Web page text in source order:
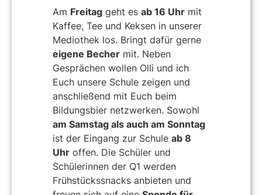
Am Freitag geht es ab 16 Uhr mit
Kaffee, Tee und Keksen in unserer
Mediothek los. Bringt dafür gerne
eigene Becher mit. Neben
Gesprächen wollen Olli und ich
Euch unsere Schule zeigen und
anschließend mit Euch beim
Bildungsbier netzwerken. Sowohl
am Samstag als auch am Sonntag
ist der Eingang zur Schule ab 8
Uhr offen. Die Schüler und
Schülerinnen der Q1 werden
Frühstückssnacks anbieten und